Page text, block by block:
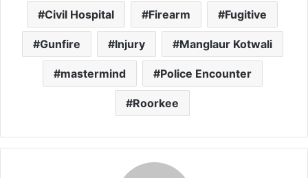
Civil Hospital Firearm Fugitive
Gunfire Injury Manglaur Kotwali
mastermind Police Encounter
Roorkee